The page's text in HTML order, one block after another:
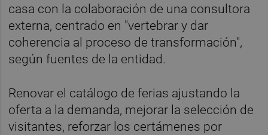
casa con la colaboración de una consultora
externa, centrado en "vertebrar y dar
coherencia al proceso de transformación",
según fuentes de la entidad.
Renovar el catálogo de ferias ajustando la
oferta a la demanda, mejorar la selección de
visitantes, reforzar los certámenes por